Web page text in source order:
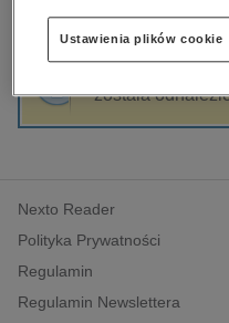
edukacja
hobby, sport,
komputery,
polityka, społeczno-
psychologiczne
inne
popularno-naukowe
Sortowanie
została
Nexto Reader
Polityka Prywatności
Regulamin
Regulamin Newslettera
Ustawienia plików cookie